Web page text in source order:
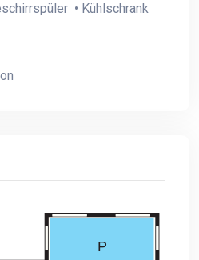
• Kühlschrank